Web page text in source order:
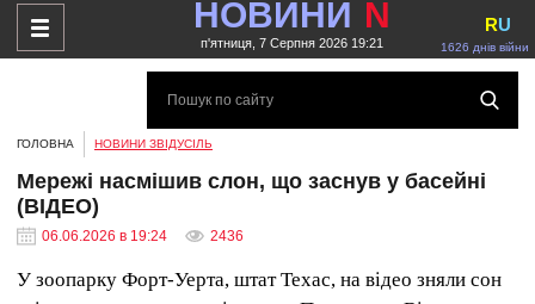
НОВИНИ N
п'ятниця, 7 Серпня 2026 19:21 1626 днів війни
RU
ГОЛОВНА НОВИНИ ЗВІДУСІЛЬ
Мережі насмішив слон, що заснув у басейні
(ВІДЕО)
06.06.2026 в 19:24 2436
У зоопарку Форт-Уерта, штат Техас, на відео зняли сон